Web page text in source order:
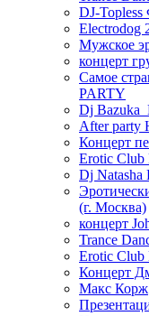
DJ-
Electrodog
Мужское
концерт
Самое
PARTY
Dj
After party
Концерт
Erotic Club
Dj Natasha
(г. Москва)
концерт
Trance
Erotic Club
Концерт
Макс Корж